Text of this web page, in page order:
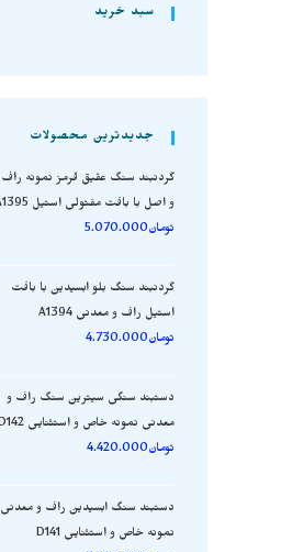
سبد خرید
جدیدترین محصولات
گردنبند سنگ عقیق قرمز نمونه راف
و اصل با بافت مفتولی استیل A1395
تومان5.070.000
گردنبند سنگ بلو ابسیدین با بافت
استیل راف و معدنی A1394
تومان4.730.000
دستبند سنگی سیترین سنگ راف و
معدنی نمونه خاص و استثنایی D142
تومان4.420.000
دستبند سنگ ابسیدین راف و معدنی
نمونه خاص و استثنایی D141